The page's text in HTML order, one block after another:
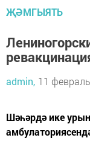
ҖӘМГЫЯТЬ
admin, 11
Шәһәрдә ике